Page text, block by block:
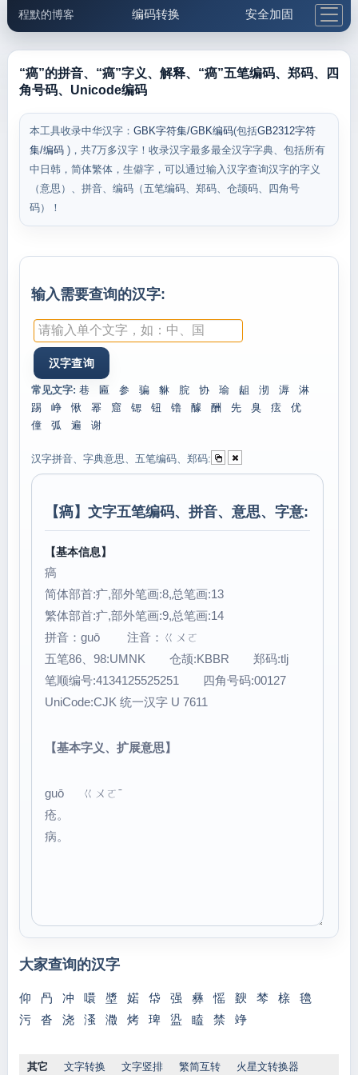
程默的博客 编码转换 安全加固
邮件工具 生活便民 更多工具
“瘑”的拼音、“瘑”字义、解释、“瘑”五笔编码、郑码、四
角号码、Unicode编码
本工具收录中华汉字： GBK字符集/GBK编码(包括GB2312字符
集/编码 )，共7万多汉字！收录汉字最多最全汉字字典、包括所有
中日韩，简体繁体，生僻字，可以通过输入汉字查询汉字的字义
（意思）、拼音、编码（五笔编码、郑码、仓颉码、四角号
码）！
输入需要查询的汉字:
常见文字: 巷 匾 参 骗 貅 脘 协 瑜 龃 沏 溽
淋
踢
峥 愀 幂 窟 锶 钮 镥 醵 酬 先 臭 痃
优
僮
弧 遍 谢
汉字拼音、字典意思、五笔编码、郑码:
【瘑】文字五笔编码、拼音、意思、字意:
【基本信息】
瘑
简体部首:疒,部外笔画:8,总笔画:13
繁体部首:疒,部外笔画:9,总笔画:14
拼音：guō 注音：ㄍㄨㄛ
五笔86、98:UMNK 仓颉:KBBR 郑码:tlj
笔顺编号:4134125525251 四角号码:00127
UniCode:CJK 统一汉字 U 7611
【基本字义、扩展意思】
guō ㄍㄨㄛˉ
疮。
病。
大家查询的汉字
仰 冎 冲 噮 墏 婼 帒 强 彝 愮 斔 棽 榇
氌
污
沓 浇 溞 瀓 烤 琕 盕 瞌 禁 竫
其它 文字转换 文字竖排 繁简互转 火星文转换器